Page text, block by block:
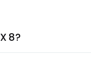
8?